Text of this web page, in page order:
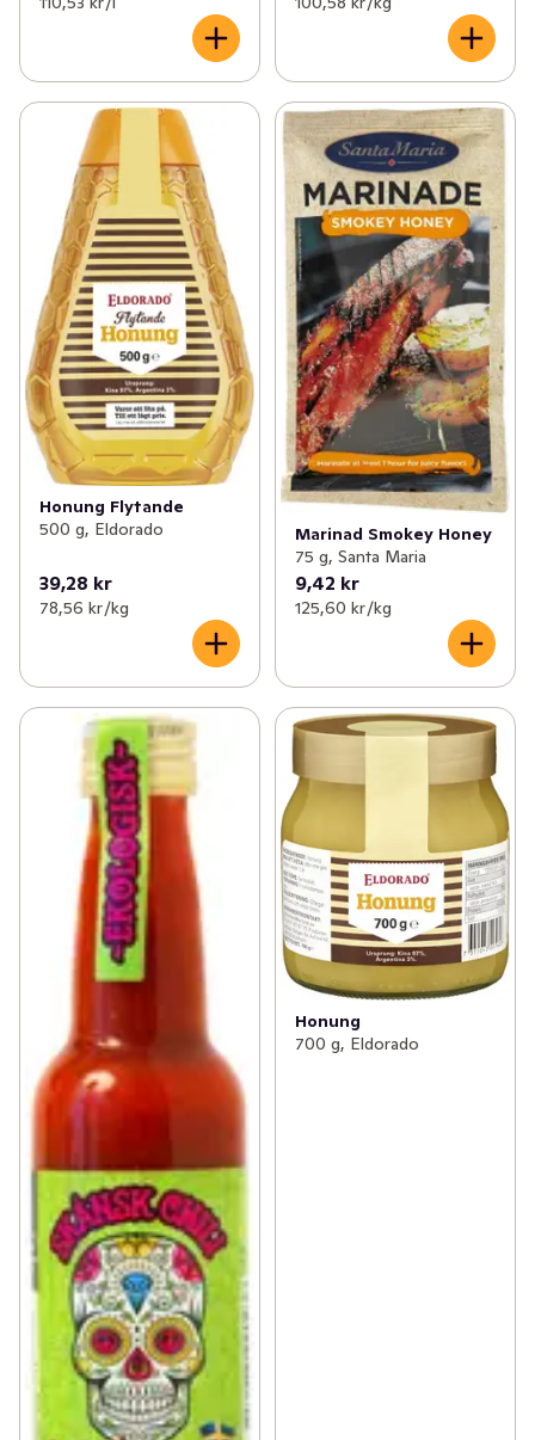
Honung Flytande
500 g, Eldorado
39,28 kr
78,56 kr /kg
Marinad Smokey Honey
75 g, Santa Maria
9,42 kr
125,60 kr /kg
Honung
700 g, Eldorado